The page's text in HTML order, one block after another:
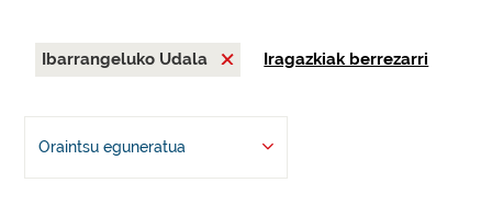
Ibarrangeluko Udala Iragazkiak berrezarri
Oraintsu eguneratua